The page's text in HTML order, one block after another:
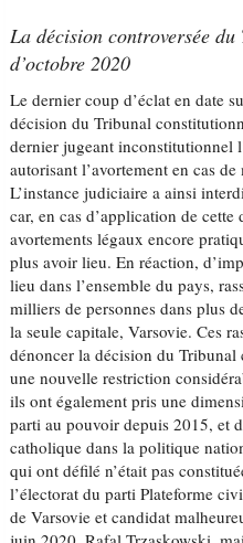
La décision controversée
d’octobre 2020
Le dernier coup d’éclat en date
décision du Tribunal
dernier jugeant inconstitutionnel
autorisant l’avortement en cas
L’instance judiciaire a ainsi
car, en cas d’application de
avortements légaux encore
plus avoir lieu. En réaction,
lieu dans l’ensemble du pays,
milliers de personnes dans plus
la seule capitale, Varsovie. Ces
dénoncer la décision du
une nouvelle restriction
ils ont également pris une
parti au pouvoir depuis 2015, et
catholique dans la politique
qui ont défilé n’était pas
l’électorat du parti Plateforme
de Varsovie et candidat